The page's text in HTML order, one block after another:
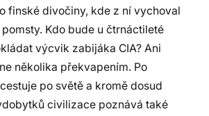
finské divočiny, kde z ní vychoval
Kdo bude u čtrnáctileté
výcvik zabijáka CIA? Ani
několika překvapením. Po
po světě a kromě dosud
civilizace poznává také